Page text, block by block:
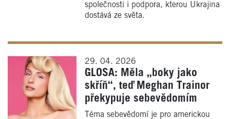
společnosti i podpora, kterou Ukrajina
dostává ze světa.
29. 04. 2026
GLOSA: Měla „boky jako
skříň“, teď Meghan Trainor
překypuje sebevědomím
Téma sebevědomí je pro americkou